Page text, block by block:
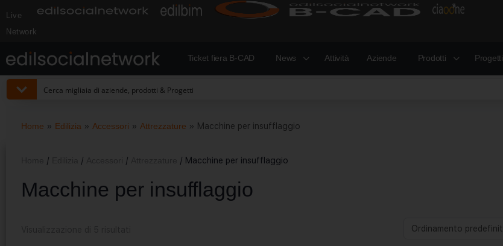
Live
Network
Ticket fiera B-CAD News Attività Aziende Prodotti Progetti
Home » Edilizia » Accessori » Attrezzature » Macchine per insufflaggio
/ / / / Macchine per insufflaggio
Macchine per insufflaggio